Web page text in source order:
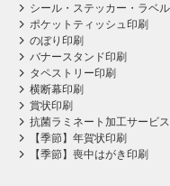
シール・ステッカー・ラベ
ポケットティッシュ印刷
のぼり印刷
バナースタンド印刷
タペストリー印刷
横断幕印刷
賞状印刷
抗菌ラミネート加工サービス
【季節】年賀状印刷
【季節】喪中はがき印刷